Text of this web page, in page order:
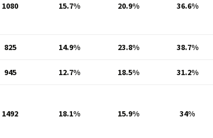
1080 15.7% 20.9% 36.6%
825 14.9% 23.8% 38.7%
945 12.7% 18.5% 31.2%
1492 18.1% 15.9% 34%